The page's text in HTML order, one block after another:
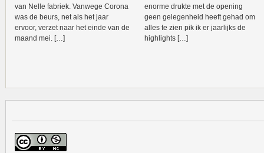
van Nelle fabriek. Vanwege Corona
was de beurs, net als het jaar
ervoor, verzet naar het einde van de
maand mei. […]
enorme drukte met de opening
geen gelegenheid heeft gehad om
alles te zien pik ik er jaarlijks de
highlights […]